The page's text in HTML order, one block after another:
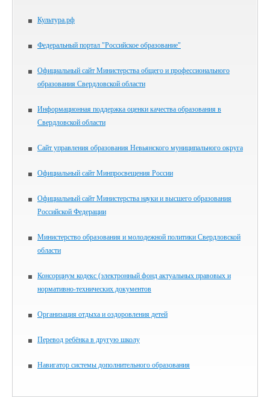
Культура.рф
Федеральный портал "Российское образование"
Официальный сайт Министерства общего и профессионального
образования Свердловской области
Информационная поддержка оценки качества образования в
Свердловской области
Сайт управления образования Невьянского муниципального округа
Официальный сайт Минпросвещения России
Официальный сайт Министерства науки и высшего образования
Российской Федерации
Министерство образования и молодежной политики Свердловской
области
Консорциум кодекс (электронный фонд актуальных правовых и
нормативно-технических документов
Организация отдыха и оздоровления детей
Перевод ребёнка в другую школу
Навигатор системы дополнительного образования